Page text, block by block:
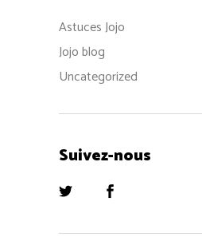
Astuces Jojo
Jojo blog
Uncategorized
Suivez-nous